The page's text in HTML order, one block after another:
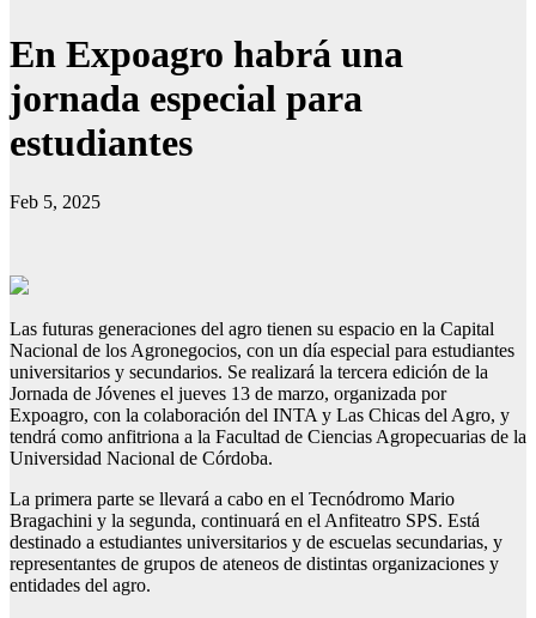
En Expoagro habrá una
jornada especial para
estudiantes
Feb 5, 2025
Las futuras generaciones del agro tienen su espacio en la Capital
Nacional de los Agronegocios, con un día especial para estudiantes
universitarios y secundarios. Se realizará la tercera edición de la
Jornada de Jóvenes el jueves 13 de marzo, organizada por
Expoagro, con la colaboración del INTA y Las Chicas del Agro, y
tendrá como anfitriona a la Facultad de Ciencias Agropecuarias de la
Universidad Nacional de Córdoba.
La primera parte se llevará a cabo en el Tecnódromo Mario
Bragachini y la segunda, continuará en el Anfiteatro SPS. Está
destinado a estudiantes universitarios y de escuelas secundarias, y
representantes de grupos de ateneos de distintas organizaciones y
entidades del agro.